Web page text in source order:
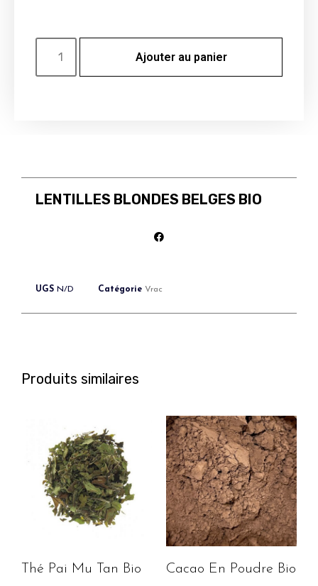
Ajouter au panier
LENTILLES BLONDES BELGES BIO
UGS N/D Catégorie Vrac
Produits similaires
Thé Pai Mu Tan Bio Cacao En Poudre Bio